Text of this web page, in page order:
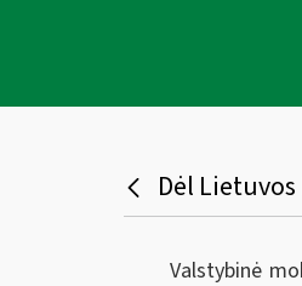
Dėl
Valstybinė